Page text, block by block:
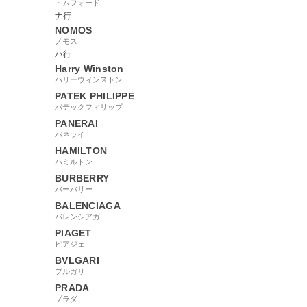
トムフォード
ナ行
NOMOS
ノモス
ハ行
Harry Winston
ハリーウィンストン
PATEK PHILIPPE
パテックフィリップ
PANERAI
パネライ
HAMILTON
ハミルトン
BURBERRY
バーバリー
BALENCIAGA
バレンシアガ
PIAGET
ピアジェ
BVLGARI
ブルガリ
PRADA
プラダ